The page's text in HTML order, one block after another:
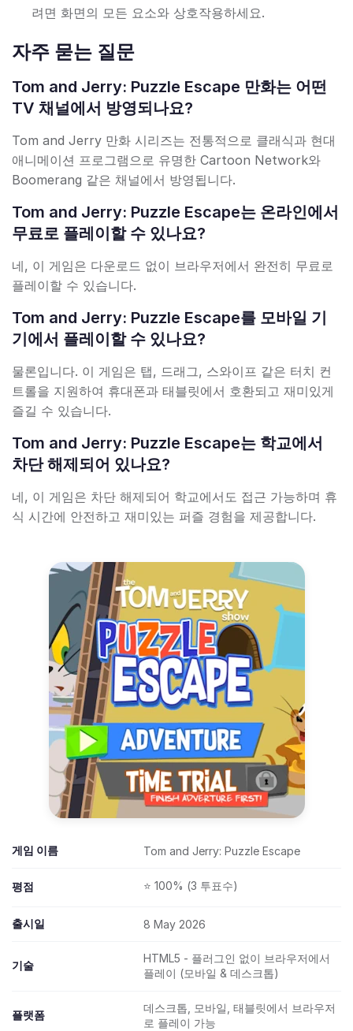
려면 화면의 모든 요소와 상호작용하세요.
자주 묻는 질문
Tom and Jerry: Puzzle Escape 만화는 어떤
TV 채널에서 방영되나요?
Tom and Jerry 만화 시리즈는 전통적으로 클래식과 현대
애니메이션 프로그램으로 유명한 Cartoon Network와
Boomerang 같은 채널에서 방영됩니다.
Tom and Jerry: Puzzle Escape는 온라인에서
무료로 플레이할 수 있나요?
네, 이 게임은 다운로드 없이 브라우저에서 완전히 무료로
플레이할 수 있습니다.
Tom and Jerry: Puzzle Escape를 모바일 기
기에서 플레이할 수 있나요?
물론입니다. 이 게임은 탭, 드래그, 스와이프 같은 터치 컨
트롤을 지원하여 휴대폰과 태블릿에서 호환되고 재미있게
즐길 수 있습니다.
Tom and Jerry: Puzzle Escape는 학교에서
차단 해제되어 있나요?
네, 이 게임은 차단 해제되어 학교에서도 접근 가능하며 휴
식 시간에 안전하고 재미있는 퍼즐 경험을 제공합니다.
게임 이름 Tom and Jerry: Puzzle Escape
평점 ⭐ 100% (3 투표수)
출시일 8 May 2026
기술
HTML5 - 플러그인 없이 브라우저에서
플레이 (모바일 & 데스크톱)
플랫폼
데스크톱, 모바일, 태블릿에서 브라우저
로 플레이 가능